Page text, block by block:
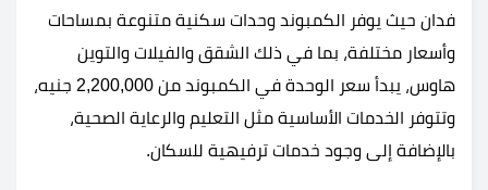
فدان حيث يوفر الكمبوند وحدات سكنية متنوعة بمساحات
وأسعار مختلفة، بما في ذلك الشقق والفيلات والتوين
هاوس، يبدأ سعر الوحدة في الكمبوند من 2,200,000 جنيه،
وتتوفر الخدمات الأساسية مثل التعليم والرعاية الصحية،
بالإضافة إلى وجود خدمات ترفيهية للسكان.